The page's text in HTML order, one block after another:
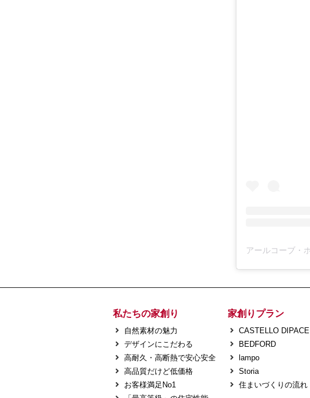
私たちの家創り
自然素材の魅力
デザインにこだわる
高耐久・高断熱で安心安全
高品質だけど低価格
お客様満足No1
家創りプラン
CASTELLO DIPACE
BEDFORD
lampo
Storia
住まいづくりの流れ